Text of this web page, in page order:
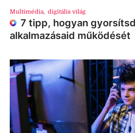
Multimédia, digitális világ
7 tipp, hogyan
alkalmazásaid működését